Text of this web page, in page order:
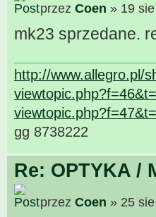
przez Coen » 19
mk23 sprzedane.
http://www.allegro.pl/
gg 8738222
Re: OPTYKA /
przez Coen » 25